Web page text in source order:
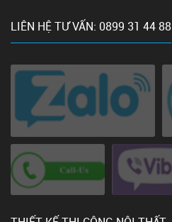
LIÊN HỆ TƯ VẤN: 0899 31 44 88